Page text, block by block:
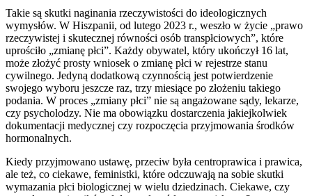
Takie są skutki naginania rzeczywistości do ideologicznych
wymysłów. W Hiszpanii, od lutego 2023 r., weszło w życie „prawo
rzeczywistej i skutecznej równości osób transpłciowych”, które
uprościło „zmianę płci”. Każdy obywatel, który ukończył 16 lat,
może złożyć prosty wniosek o zmianę płci w rejestrze stanu
cywilnego. Jedyną dodatkową czynnością jest potwierdzenie
swojego wyboru jeszcze raz, trzy miesiące po złożeniu takiego
podania. W proces „zmiany płci” nie są angażowane sądy, lekarze,
czy psycholodzy. Nie ma obowiązku dostarczenia jakiejkolwiek
dokumentacji medycznej czy rozpoczęcia przyjmowania środków
hormonalnych.
Kiedy przyjmowano ustawę, przeciw była centroprawica i prawica,
ale też, co ciekawe, feministki, które odczuwają na sobie skutki
wymazania płci biologicznej w wielu dziedzinach. Ciekawe, czy